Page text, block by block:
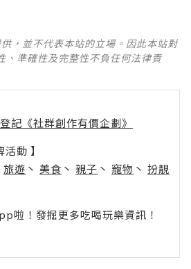
，並不代表本站的立場。因此本站對
、準確性及完整性不負任何法律責
登記《社群創作有價企劃》
動 】
旅遊 丶 美食 丶 親子 丶 寵物 丶 扮靚
啦！發掘更多吃喝玩樂資訊！